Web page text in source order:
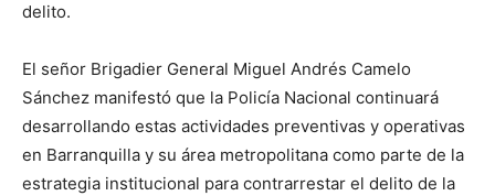
delito.
El señor Brigadier General Miguel Andrés Camelo
Sánchez manifestó que la Policía Nacional continuará
desarrollando estas actividades preventivas y operativas
en Barranquilla y su área metropolitana como parte de la
estrategia institucional para contrarrestar el delito de la